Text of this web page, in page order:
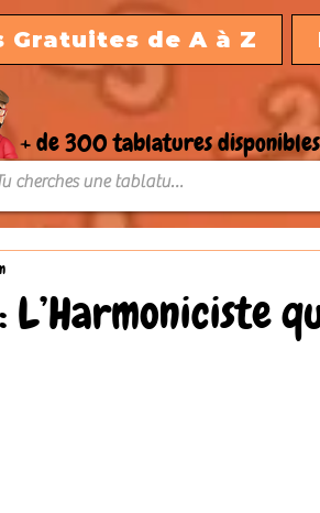
Gratuites de A à Z
+ de 300 tablatures disponibles
L’Harmoniciste